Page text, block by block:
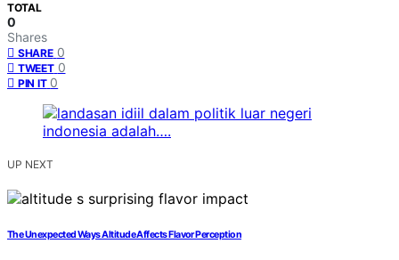
TOTAL
0
Shares
SHARE 0
TWEET 0
PIN IT 0
UP NEXT
The Unexpected Ways Altitude Affects Flavor Perception